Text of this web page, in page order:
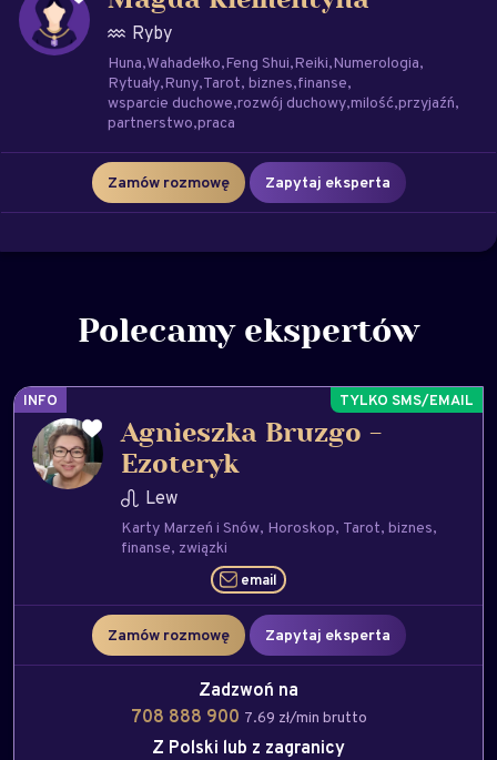
Ryby
Huna Wahadełko Feng Shui Reiki Numerologia
Rytuały Runy Tarot biznes finanse
wsparcie duchowe rozwój duchowy milość przyjaźń
partnerstwo praca
Zamów rozmowę Zapytaj eksperta
Polecamy ekspertów
INFO
Agnieszka Bruzgo -
Ezoteryk
Lew
Karty Marzeń i Snów Horoskop Tarot biznes
finanse związki
email
Zamów rozmowę Zapytaj eksperta
Zadzwoń na
708 888 900 7.69 zł/min brutto
Z Polski lub z zagranicy